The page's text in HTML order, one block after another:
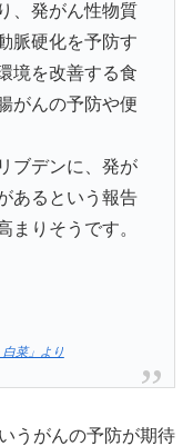
、発がん性物質
脈硬化を予防す
境を改善する食
がんの予防や便
ブデンに、発が
あるという報告
まりそうです。
菜」より
うがんの予防が期待